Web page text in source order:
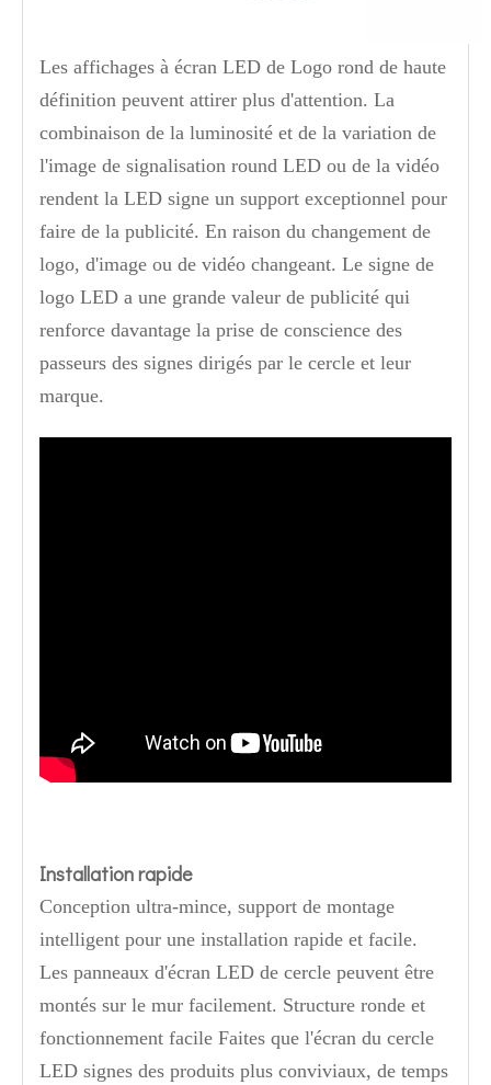
Les affichages à écran LED de Logo rond de haute
définition peuvent attirer plus d'attention. La
combinaison de la luminosité et de la variation de
l'image de signalisation round LED ou de la vidéo
rendent la LED signe un support exceptionnel pour
faire de la publicité. En raison du changement de
logo, d'image ou de vidéo changeant. Le signe de
logo LED a une grande valeur de publicité qui
renforce davantage la prise de conscience des
passeurs des signes dirigés par le cercle et leur
marque.
Installation rapide
Conception ultra-mince, support de montage
intelligent pour une installation rapide et facile.
Les panneaux d'écran LED de cercle peuvent être
montés sur le mur facilement. Structure ronde et
fonctionnement facile Faites que l'écran du cercle
LED signes des produits plus conviviaux, de temps